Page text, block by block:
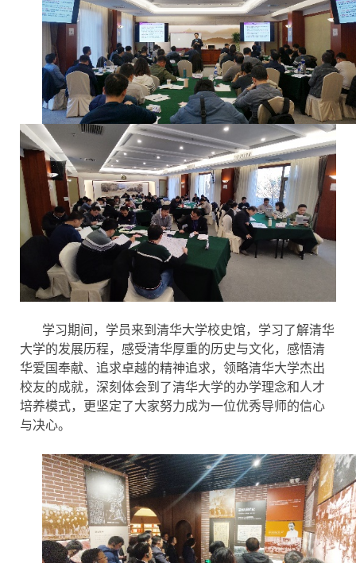
学习期间，学员来到清华大学校史馆，学习了解清华
大学的发展历程，感受清华厚重的历史与文化，感悟清
华爱国奉献、追求卓越的精神追求，领略清华大学杰出
校友的成就，深刻体会到了清华大学的办学理念和人才
培养模式，更坚定了大家努力成为一位优秀导师的信心
与决心。